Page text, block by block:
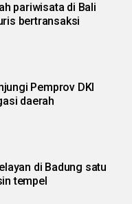
pariwisata di Bali
bertransaksi
Pemprov DKI
daerah
di Badung satu
tempel